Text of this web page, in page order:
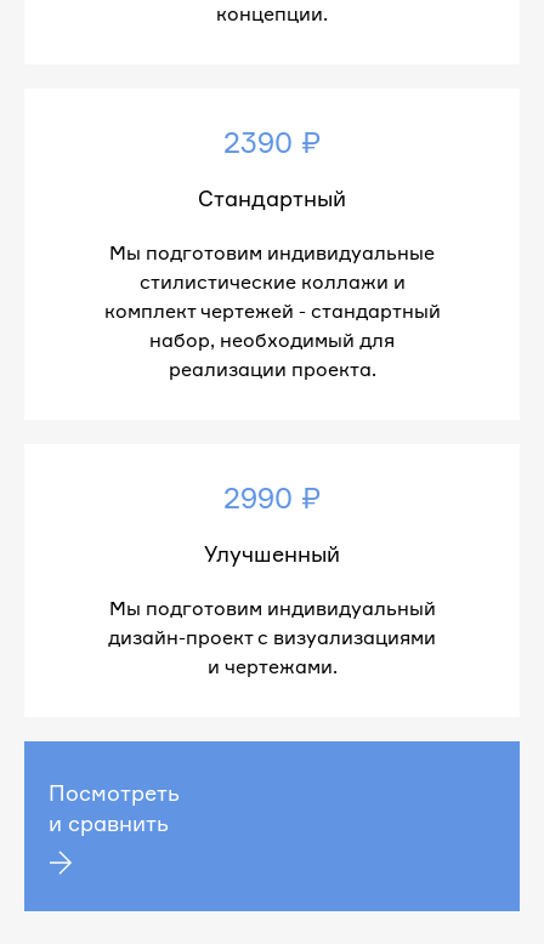
концепции.
2390 ₽
Стандартный
Мы подготовим индивидуальные
стилистические коллажи и
комплект чертежей - стандартный
набор, необходимый для
реализации проекта.
2990 ₽
Улучшенный
Мы подготовим индивидуальный
дизайн-проект с визуализациями
и чертежами.
Посмотреть
и сравнить